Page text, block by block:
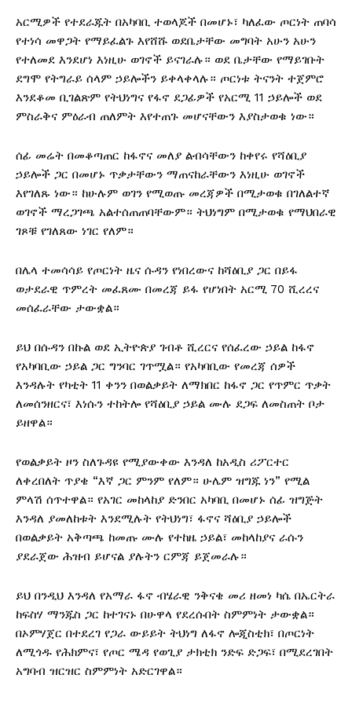
አርሚዎች የተደራጁት በአካባቢ ተወላጆች በመሆኑ፣ ካለፈው ጦርነት ጠባሳ
የተነሳ መዋጋት የማይፈልጉ እየሸሹ ወደቤታቸው መግባት አሁን አሁን
የተለመደ እንደሆነ እነዚሁ ወገኖች ይናገራሉ። ወደ ቤታቸው የማይገቡት
ደግሞ የትግራይ ሰላም ኃይሎችን ይቀላቀላሉ። ጦርነቱ ትናንት ተጀምሮ
እንደቆመ ቢገልጽም የትህነግና የፋኖ ደጋፊዎች የአርሚ 11 ኃይሎች ወደ
ምስራቅና ምዕራብ ጠለምት እየተጠጉ መሆናቸውን እያስታወቁ ነው።
ሰፊ መሬት በመቆጣጠር ከፋኖና መለያ ልብሳቸውን ከቀየሩ የሻዕቢያ
ኃይሎች ጋር በመሆኑ ጥቃታቸውን ማጠናከራቸውን እነዚሁ ወገኖች
እየገለጹ ነው። ከሁሉም ወገን የሚወጡ መረጃዎች በሚታወቁ በገለልተኛ
ወገኖች ማረጋገጫ አልተሰጠጠባቸውም። ትህነግም በሚታወቁ የማህበራዊ
ገጾቹ የገለጸው ነገር የለም።
በሌላ ተመሳሳይ የጦርነት ዜና ሱዳን የነበረውና ከሻዕቢያ ጋር በይፋ
ወታደራዊ ጥምረት መፈጸሙ በመረጃ ይፋ የሆነበት አርሚ 70 ሺረረና
መሰፈራቸው ታውቋል።
ይህ በሱዳን በኩል ወደ ኢትዮጵያ ገብቶ ሺረርና የሰፈረው ኃይል ከፋኖ
የአካባቢው ኃይል ጋር ግንባር ገጥሟል። የአካባቢው የመረጃ ሰዎች
እንዳሉት የካቲት 11 ቀንን በወልቃይት ለማክበር ከፋኖ ጋር የጥምር ጥቃት
ለመሰንዘርና፣ እነሱን ተከትሎ የሻዕቢያ ኃይል ሙሉ ደጋፍ ለመስጠት ቦታ
ይዘዋል።
የወልቃይት ዞን ስለጉዳዩ የሚያውቀው እንዳለ ከአዲስ ሪፖርተር
ለቀረበለት ጥያቄ “እኛ ጋር ምንም የለም። ሁሌም ዝግጁ ነን” የሚል
ምላሽ ሰጥተዋል። የአገር መከላከያ ድንበር አካባቢ በመሆኑ ሰፊ ዝግጅት
እንዳለ ያመለከቱት እንደሚሉት የትህነግ፣ ፋኖና ሻዕቢያ ኃይሎች
በወልቃይት አቅጣጫ ከመጡ ሙሉ የተከዜ ኃይል፣ መከላከያና ራሱን
ያደራጀው ሕዝብ ይሆናል ያሉትን ርምጃ ይጀመራሉ።
ይህ በንዲህ እንዳለ የአማራ ፋኖ ብሄራዊ ንቅናቄ መሪ ዘመነ ካሴ በኤርትራ
ከፍስሃ ማንጁስ ጋር ከተገናኑ በሁዋላ የደረሱበት ስምምነት ታውቋል።
በኦምሃጀር በተደረገ የጋራ ውይይት ትህነግ ለፋኖ ሎጂስቲክ፣ በጦርነት
ለሚጎዱ የሕክምና፣ የጦር ሜዳ የወጊያ ታክቲክ ንድፍ ድጋፍ፣ በሚደረገበት
አግባብ ዝርዝር ስምምነት አድርገዋል።